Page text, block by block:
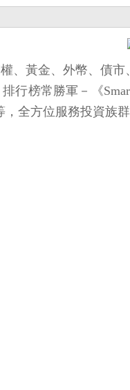
權、黃金、外幣、
行榜常勝軍－《
全方位服務投資族群